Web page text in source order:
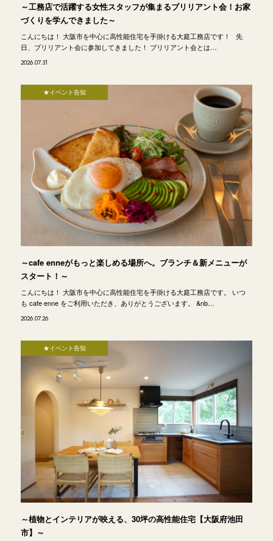
～工務店で活躍する女性スタッフが集まるブリリアント会！お家
づくりを学んできました～
こんにちは！ 大阪市を中心に高性能住宅を手掛ける大庭工務店です！ 先
日、ブリリアント会に参加してきました！ ブリリアント会とは…
2026.07.31
★イベント告知
～cafe enneがもっと楽しめる場所へ。ブランチ＆新メニューが
スタート！～
こんにちは！ 大阪市を中心に高性能住宅を手掛ける大庭工務店です。 いつ
も cafe enne をご利用いただき、ありがとうございます。 &nb…
2026.07.26
★イベント告知
～植物とインテリアが映える、30坪の高性能住宅【大阪府池田
市】～